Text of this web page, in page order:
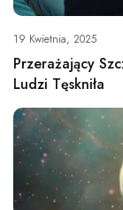
19 Kwietnia, 2025
Przerażający
Ludzi Tęskniła